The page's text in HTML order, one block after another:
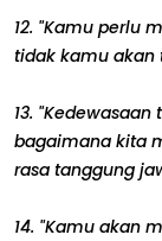
12. "Kamu perlu
tidak kamu akan
13.
bagaimana kita
rasa tanggung
14. "Kamu akan